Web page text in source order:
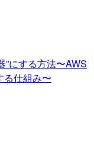
”にする方法〜AWS
る仕組み〜